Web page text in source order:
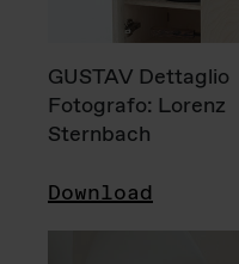
GUSTAV Dettaglio
Fotografo: Lorenz
Sternbach
Download